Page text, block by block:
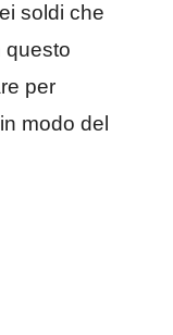
soldi che
questo
per
modo del